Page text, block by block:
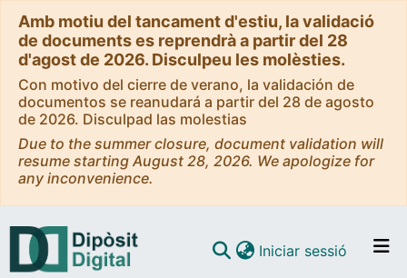
Amb motiu del tancament d'estiu, la validació
de documents es reprendrà a partir del 28
d'agost de 2026. Disculpeu les molèsties.
Con motivo del cierre de verano, la validación de
documentos se reanudará a partir del 28 de agosto
de 2026. Disculpad las molestias
Due to the summer closure, document validation will
resume starting August 28, 2026. We apologize for
any inconvenience.
Iniciar sessió (current)